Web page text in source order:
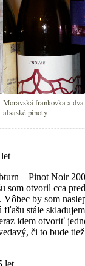
Moravská frankovka a dva
alsaské pinoty